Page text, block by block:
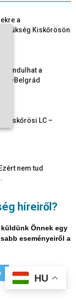
híreiről?
Önnek egy
eseményeiről a
a
szükség Kiskőrösön
a
Kiskőrösi LC –
nem tud
festenek és...
Impresszum
HU